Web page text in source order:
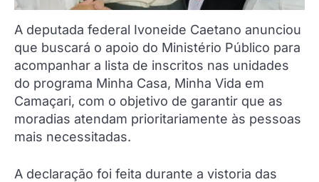
A deputada federal Ivoneide Caetano anunciou
que buscará o apoio do Ministério Público para
acompanhar a lista de inscritos nas unidades
do programa Minha Casa, Minha Vida em
Camaçari, com o objetivo de garantir que as
moradias atendam prioritariamente às pessoas
mais necessitadas.
A declaração foi feita durante a vistoria das